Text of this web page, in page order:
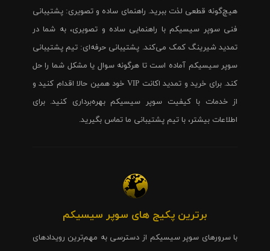
هیچ‌گونه قطعی لذت ببرید. راهنمای ساده و تصویری: پشتیبانی
فنی سوپر سیسیکم با راهنمایی ساده و تصویری، به شما در
تمدید شیرینگ کمک می‌کند. پشتیبانی حرفه‌ای: تیم پشتیبانی
سوپر سیسیکم آماده است تا هرگونه سوال یا مشکل شما را حل
کند. برای خرید و تمدید اکانت VIP خود همین حالا اقدام کنید و
از خدمات با کیفیت سوپر سیسیکم بهره‌برداری کنید. برای
اطلاعات بیشتر، با تیم پشتیبانی ما تماس بگیرید.
برترین پکیج های سوپر سیسیکم
با سرورهای سوپر سیسیکم از دسترسی به مهم‌ترین رویدادهای